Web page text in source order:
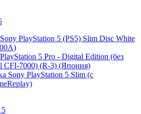
PlayStation 5 (PS5) Slim Disc White
5 Pro - Digital Edition (без
CFI-7000) (R-3) (Япония)
Sony PlayStation 5 Slim (с
5